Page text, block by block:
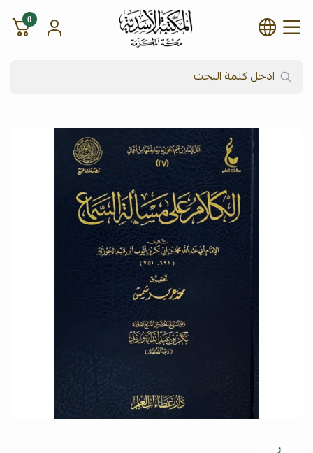
شركة المكتبة الأسدية للنشر
0